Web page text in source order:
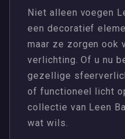
Niet alleen voegen
een decoratief
maar ze zorgen ook
verlichting. Of u nu
gezellige
of functioneel licht
collectie van Leen
wat wils.